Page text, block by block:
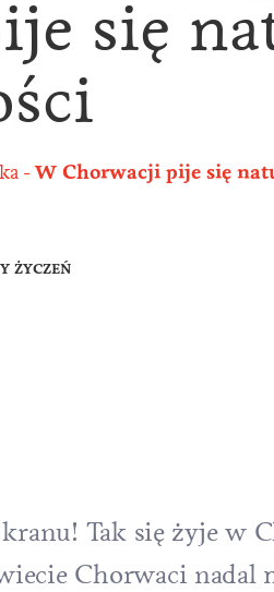
się
W Chorwacji pije się
ŻYCZEŃ
Tak się żyje w
Chorwaci nadal